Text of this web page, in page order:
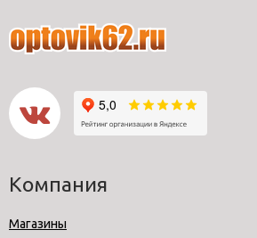
Компания
Магазины